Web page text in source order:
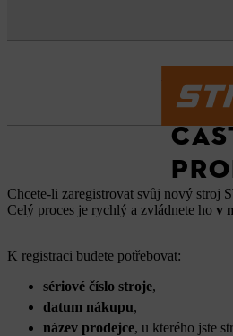
Chcete‑li zaregistrovat svůj nový stroj
Celý proces je rychlý a zvládnete ho v
K registraci budete potřebovat:
sériové číslo stroje,
datum nákupu,
název prodejce, u kterého jste